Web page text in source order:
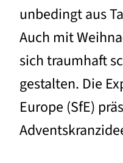
unbedingt aus
Auch mit
sich traumhaft
gestalten. Die
Europe (SfE)